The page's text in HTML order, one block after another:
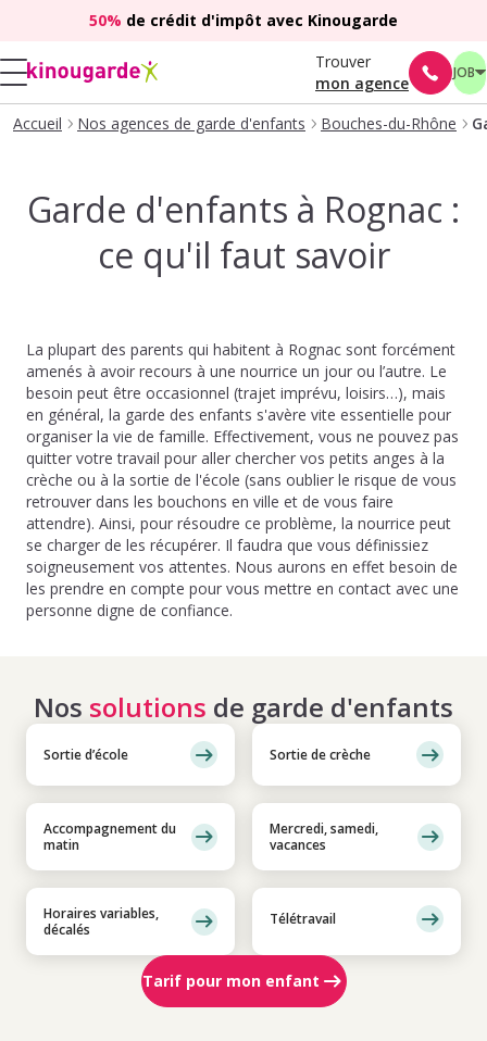
50% de crédit d'impôt avec Kinougarde
Trouver
mon agence
JOB
Accueil Nos agences de garde d'enfants Bouches-du-Rhône
Garde d'enfants à Rognac :
ce qu'il faut savoir
La plupart des parents qui habitent à Rognac sont forcément
amenés à avoir recours à une nourrice un jour ou l’autre. Le
besoin peut être occasionnel (trajet imprévu, loisirs…), mais
en général, la garde des enfants s'avère vite essentielle pour
organiser la vie de famille. Effectivement, vous ne pouvez pas
quitter votre travail pour aller chercher vos petits anges à la
crèche ou à la sortie de l'école (sans oublier le risque de vous
retrouver dans les bouchons en ville et de vous faire
attendre). Ainsi, pour résoudre ce problème, la nourrice peut
se charger de les récupérer. Il faudra que vous définissiez
soigneusement vos attentes. Nous aurons en effet besoin de
les prendre en compte pour vous mettre en contact avec une
personne digne de confiance.
Nos solutions de garde d'enfants
Sortie d’école Sortie de crèche
Accompagnement du
matin
Mercredi, samedi,
vacances
Horaires variables,
décalés
Télétravail
Tarif pour mon enfant